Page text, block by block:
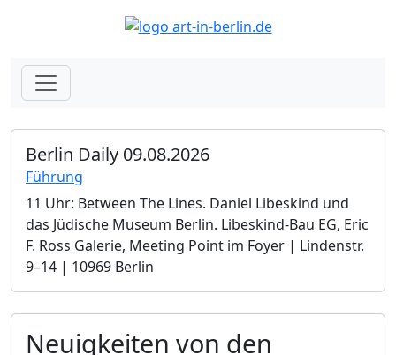
Berlin Daily 09.08.2026
Führung
11 Uhr: Between The Lines. Daniel Libeskind und
das Jüdische Museum Berlin.­ Libeskind-Bau EG, Eric
F. Ross Galerie, Meeting Point im Foyer | Lindenstr.
9–14 | 10969 Berlin
Neuigkeiten von den